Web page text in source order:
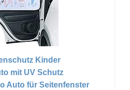
Kinder
mit UV Schutz
Auto für Seitenfenster